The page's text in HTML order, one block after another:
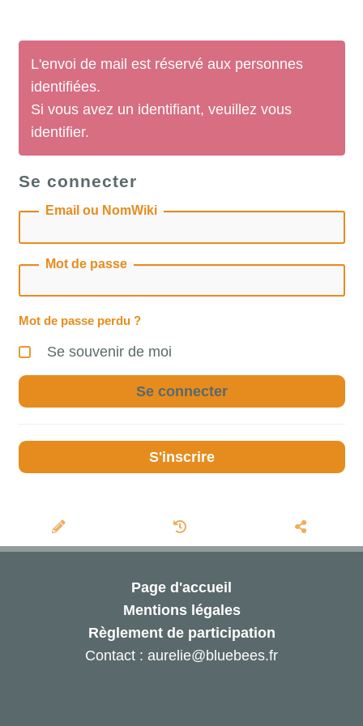
L'envoi de mail est réservé aux personnes
identifiées.
Si vous avez un identifiant, veuillez vous
identifier.
Se connecter
Email ou NomWiki
Mot de passe
Mot de passe perdu ?
Se souvenir de moi
Se connecter
S'inscrire
Page d'accueil
Mentions légales
Règlement de participation
Contact : aurelie@bluebees.fr